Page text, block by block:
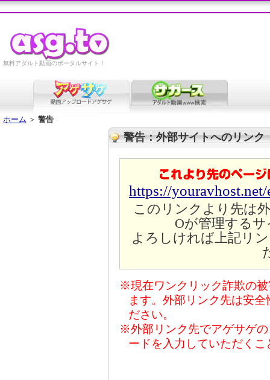
無料アダルト動画のポータルサイト！
ホーム ＞ 警告
警告：外部サイトへのリンク
https://
このリンクより先は
Oが管理する
よろしければ上記リ
※現在ワンクリック詐欺の
ます。外部リンク先は安
ださい。
※外部リンク先でアゲサゲ
ードを入力していただく